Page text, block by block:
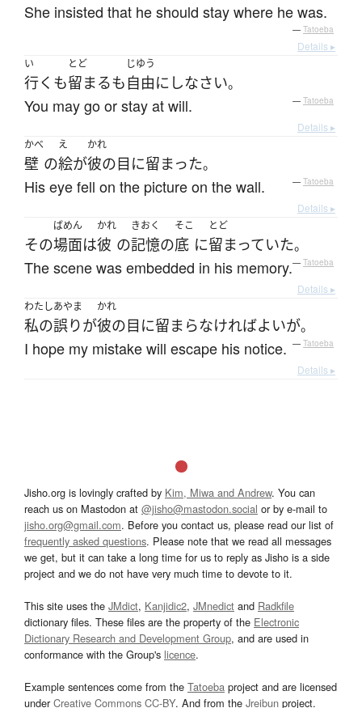
She insisted that he should stay where he was.
— Tatoeba
Details ▸
い
行く も
とど
留まるも
じゆう
自由に しなさい。
You may go or stay at will. — Tatoeba
Details ▸
かべ
壁 の
え
絵が
かれ
彼の目に留まった。
His eye fell on the picture on the wall. — Tatoeba
Details ▸
その
ばめん
場面は
かれ
彼 の
きおく
記憶の
そこ
底 に
とど
留まっていた。
The scene was embedded in his memory.— Tatoeba
Details ▸
わたし
私の
あやま
誤りが
かれ
彼の目に留まらなければよいが。
I hope my mistake will escape his notice. — Tatoeba
Details ▸
Jisho.org is lovingly crafted by Kim, Miwa and Andrew. You can
reach us on Mastodon at @jisho@mastodon.social or by e-mail to
jisho.org@gmail.com. Before you contact us, please read our list of
frequently asked questions. Please note that we read all messages
we get, but it can take a long time for us to reply as Jisho is a side
project and we do not have very much time to devote to it.
This site uses the JMdict, Kanjidic2, JMnedict and Radkfile
dictionary files. These files are the property of the Electronic
Dictionary Research and Development Group, and are used in
conformance with the Group's licence.
Example sentences come from the Tatoeba project and are licensed
underCreative Commons CC-BY. And from the Jreibun project.